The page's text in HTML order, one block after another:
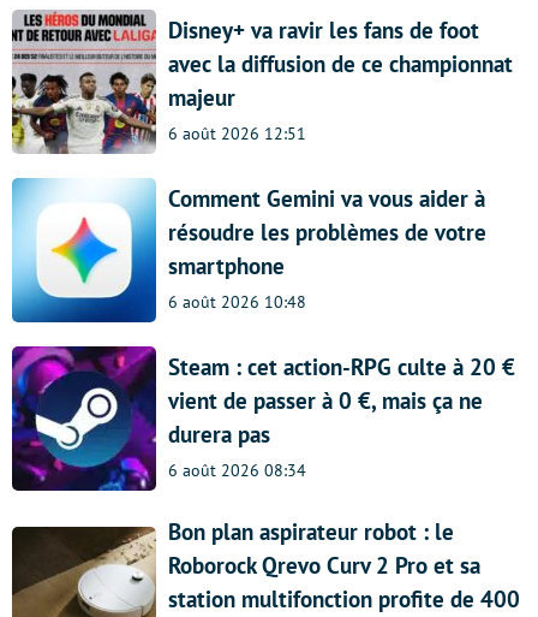
Disney+ va ravir les fans de foot
avec la diffusion de ce championnat
majeur
6 août 2026 12:51
Comment Gemini va vous aider à
résoudre les problèmes de votre
smartphone
6 août 2026 10:48
Steam : cet action-RPG culte à 20 €
vient de passer à 0 €, mais ça ne
durera pas
6 août 2026 08:34
Bon plan aspirateur robot : le
Roborock Qrevo Curv 2 Pro et sa
station multifonction profite de 400